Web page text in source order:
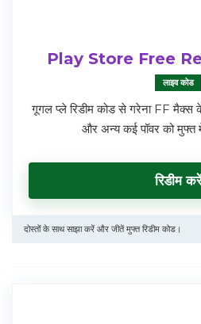
Play Store Free
लाइव कोड
गूगल प्ले रिडीम कोड से गरेना FF मैक्स
और अन्य कई पॉवर को
रिडीम करें
दोस्तों के साथ साझा करें और जीतें मुफ्त रिडीम कोड।